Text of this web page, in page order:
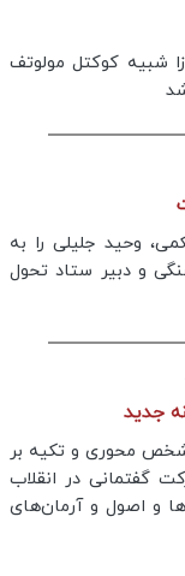
شبیه کوکتل مولوتف
وحید جلیلی را به
و دبیر ستاد تحول
جدید
محوری و تکیه بر
گفتمانی در انقلاب
و اصول و آرمان‌های